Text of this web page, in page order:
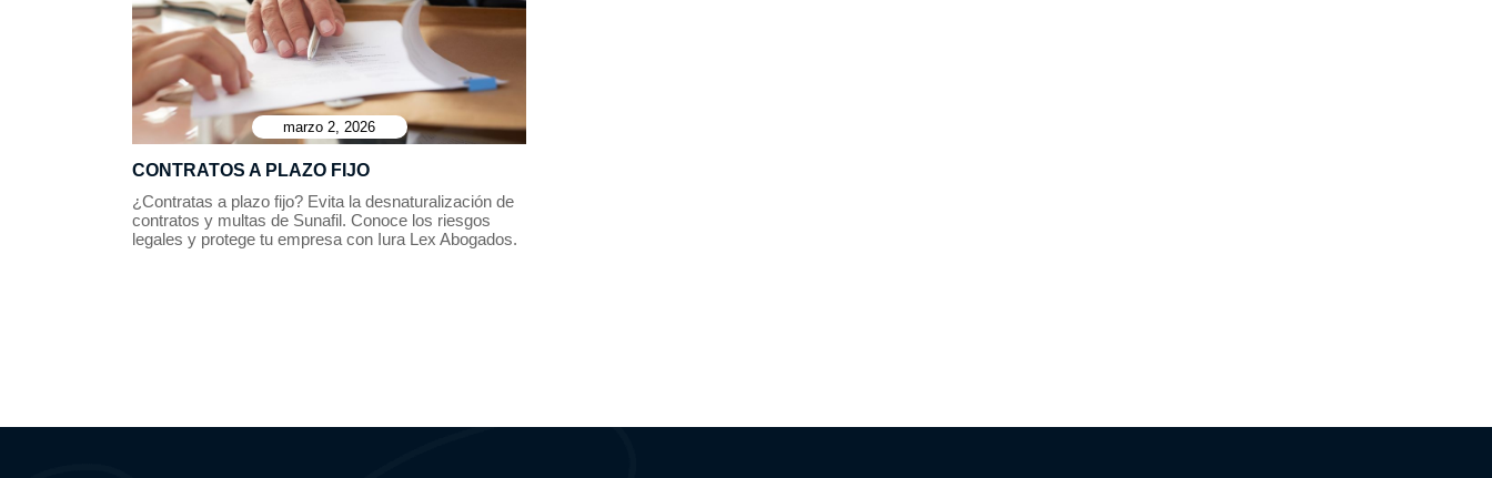
marzo 2, 2026
CONTRATOS A PLAZO FIJO
¿Contratas a plazo fijo? Evita la desnaturalización de
contratos y multas de Sunafil. Conoce los riesgos
legales y protege tu empresa con Iura Lex Abogados.